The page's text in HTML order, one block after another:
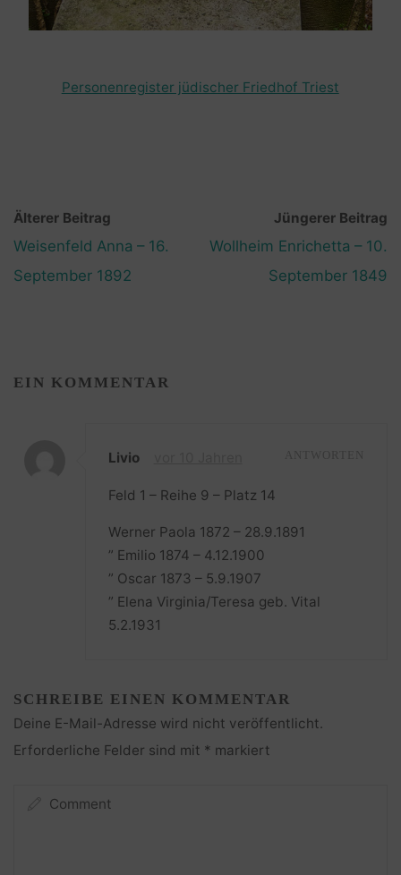
Personenregister jüdischer Friedhof Triest
Älterer Beitrag
Weisenfeld Anna – 16.
September 1892
Jüngerer Beitrag
Wollheim Enrichetta – 10.
September 1849
EIN KOMMENTAR
Livio
Feld 1 – Reihe 9 – Platz 14
Werner Paola 1872 – 28.9.1891
” Emilio 1874 – 4.12.1900
” Oscar 1873 – 5.9.1907
” Elena Virginia/Teresa geb. Vital
5.2.1931
SCHREIBE EINEN KOMMENTAR
Deine E-Mail-Adresse wird nicht veröffentlicht.
Erforderliche Felder sind mit * markiert